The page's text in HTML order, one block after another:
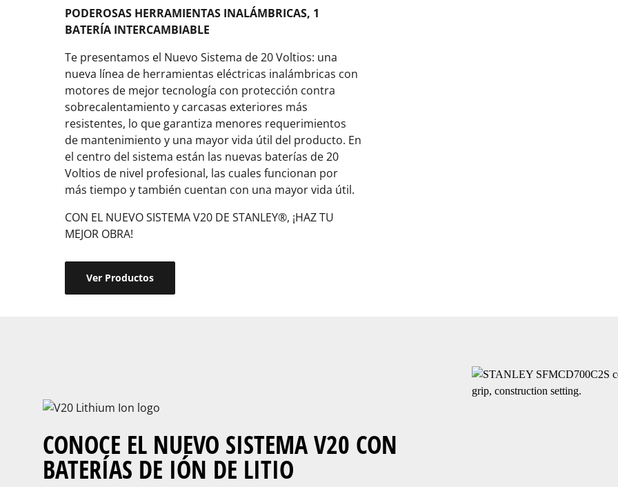
PODEROSAS HERRAMIENTAS INALÁMBRICAS, 1
BATERÍA INTERCAMBIABLE
Te presentamos el Nuevo Sistema de 20 Voltios: una
nueva línea de herramientas eléctricas inalámbricas con
motores de mejor tecnología con protección contra
sobrecalentamiento y carcasas exteriores más
resistentes, lo que garantiza menores requerimientos
de mantenimiento y una mayor vida útil del producto. En
el centro del sistema están las nuevas baterías de 20
Voltios de nivel profesional, las cuales funcionan por
más tiempo y también cuentan con una mayor vida útil.
CON EL NUEVO SISTEMA V20 DE STANLEY®, ¡HAZ TU
MEJOR OBRA!
Ver Productos
CONOCE EL NUEVO SISTEMA V20 CON
BATERÍAS DE IÓN DE LITIO